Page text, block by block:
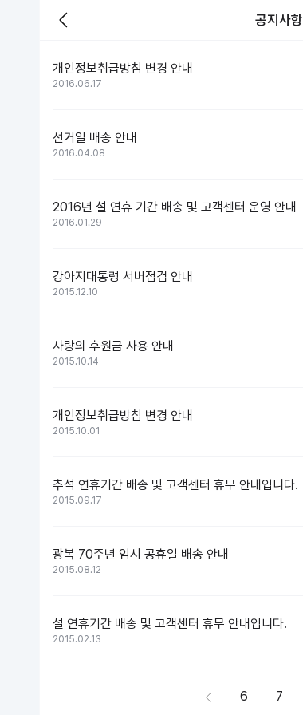
공지사항
개인정보취급방침 변경 안내
2016.06.17
선거일 배송 안내
2016.04.08
2016년 설 연휴 기간 배송 및 고객센터 운영 안내
2016.01.29
강아지대통령 서버점검 안내
2015.12.10
사랑의 후원금 사용 안내
2015.10.14
개인정보취급방침 변경 안내
2015.10.01
추석 연휴기간 배송 및 고객센터 휴무 안내입니다.
2015.09.17
광복 70주년 임시 공휴일 배송 안내
2015.08.12
설 연휴기간 배송 및 고객센터 휴무 안내입니다.
2015.02.13
6 7